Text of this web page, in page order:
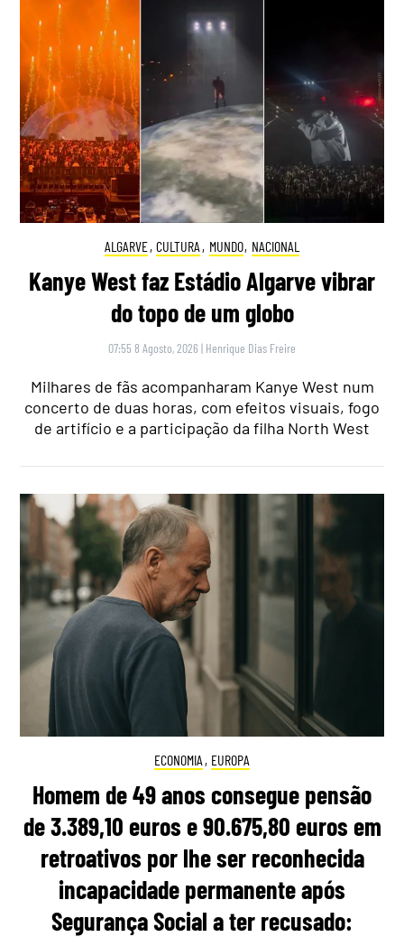
ALGARVE, CULTURA , MUNDO, NACIONAL
Kanye West faz Estádio Algarve vibrar
do topo de um globo
07:55 8 Agosto, 2026 | Henrique Dias Freire
Milhares de fãs acompanharam Kanye West num
concerto de duas horas, com efeitos visuais, fogo
de artifício e a participação da filha North West
ECONOMIA , EUROPA
Homem de 49 anos consegue pensão
de 3.389,10 euros e 90.675,80 euros em
retroativos por lhe ser reconhecida
incapacidade permanente após
Segurança Social a ter recusado: